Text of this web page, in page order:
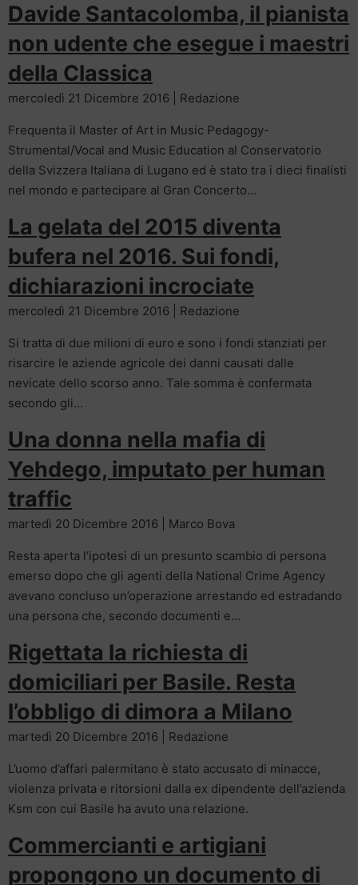
Davide Santacolomba, il pianista
non udente che esegue i maestri
della Classica
mercoledì 21 Dicembre 2016 | Redazione
Frequenta il Master of Art in Music Pedagogy-
Strumental/Vocal and Music Education al Conservatorio
della Svizzera Italiana di Lugano ed è stato tra i dieci finalisti
nel mondo e partecipare al Gran Concerto…
La gelata del 2015 diventa
bufera nel 2016. Sui fondi,
dichiarazioni incrociate
mercoledì 21 Dicembre 2016 | Redazione
Si tratta di due milioni di euro e sono i fondi stanziati per
risarcire le aziende agricole dei danni causati dalle
nevicate dello scorso anno. Tale somma è confermata
secondo gli…
Una donna nella mafia di
Yehdego, imputato per human
traffic
martedì 20 Dicembre 2016 | Marco Bova
Resta aperta l’ipotesi di un presunto scambio di persona
emerso dopo che gli agenti della National Crime Agency
avevano concluso un’operazione arrestando ed estradando
una persona che, secondo documenti e…
Rigettata la richiesta di
domiciliari per Basile. Resta
l’obbligo di dimora a Milano
martedì 20 Dicembre 2016 | Redazione
L’uomo d’affari palermitano è stato accusato di minacce,
violenza privata e ritorsioni dalla ex dipendente dell’azienda
Ksm con cui Basile ha avuto una relazione.
Commercianti e artigiani
propongono un documento di